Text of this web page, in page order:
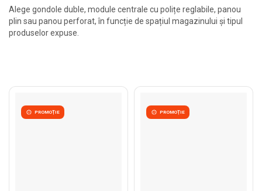
comerciale, poți analiza și gama derafturi metalice de magazin
Alege gondole duble, module centrale cu polițe reglabile, panou
plin sau panou perforat, în funcție de spațiul magazinului și tipul
produselor expuse.
PROMOȚIE PROMOȚIE